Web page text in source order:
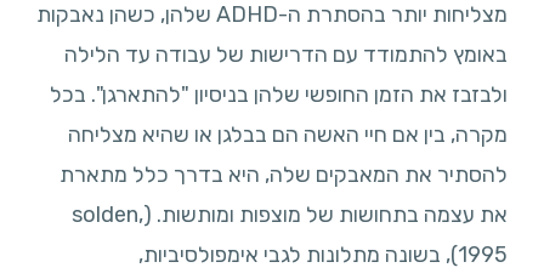
מצליחות יותר בהסתרת ה-ADHD שלהן, כשהן נאבקות
באומץ להתמודד עם הדרישות של עבודה עד הלילה
ולבזבז את הזמן החופשי שלהן בניסיון "להתארגן". בכל
מקרה, בין אם חיי האשה הם בבלגן או שהיא מצליחה
להסתיר את המאבקים שלה, היא בדרך כלל מתארת
את עצמה בתחושות של מוצפות ומותשות. (solden,
1995), בשונה מתלונות לגבי אימפולסיביות,